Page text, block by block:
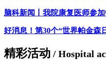
脑科新闻丨我院康复医师参
好消息！第30个“世界帕金森
精彩活动 / Hospital